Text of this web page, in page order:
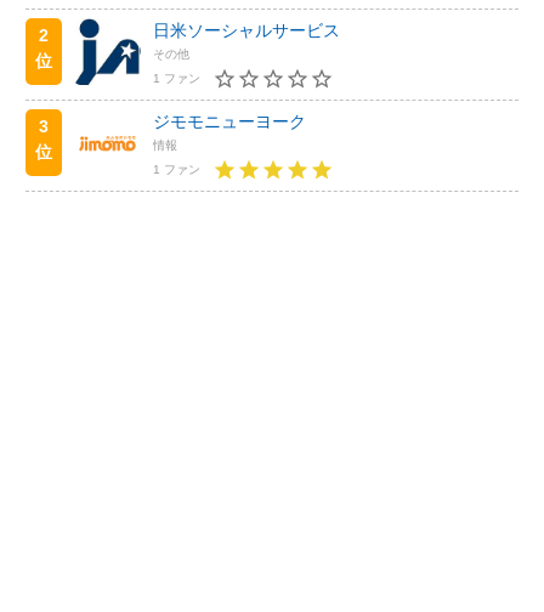
2
位
日米ソーシャルサービス
その他
1 ファン
3
位
ジモモニューヨーク
情報
1 ファン